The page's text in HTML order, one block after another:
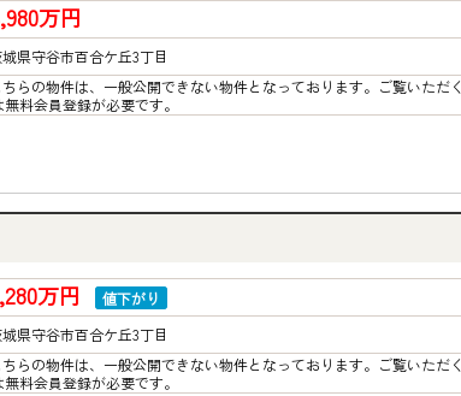
万円
県守谷市百合ケ丘3丁目
ちらの物件は、一般公開できない物件となっております。ご覧いただく
無料会員登録が必要です。
万円
値下がり
県守谷市百合ケ丘3丁目
ちらの物件は、一般公開できない物件となっております。ご覧いただく
無料会員登録が必要です。